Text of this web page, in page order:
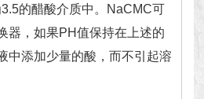
的醋酸介质中。NaCMC可
器，如果PH值保持在上述的
中添加少量的酸，而不引起溶